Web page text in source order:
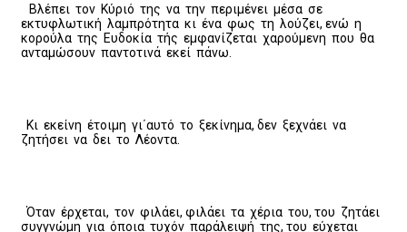
Βλέπει τον Κύριό της να την περιμένει μέσα σε
εκτυφλωτική λαμπρότητα κι ένα φως τη λούζει, ενώ η
κορούλα της Ευδοκία τής εμφανίζεται χαρούμενη που θα
ανταμώσουν παντοτινά εκεί πάνω.
Κι εκείνη έτοιμη γι΄αυτό το ξεκίνημα, δεν ξεχνάει να
ζητήσει να δει το Λέοντα.
Όταν έρχεται, τον φιλάει, φιλάει τα χέρια του, του ζητάει
συγγνώμη για όποια τυχόν παράλειψή της, του εύχεται